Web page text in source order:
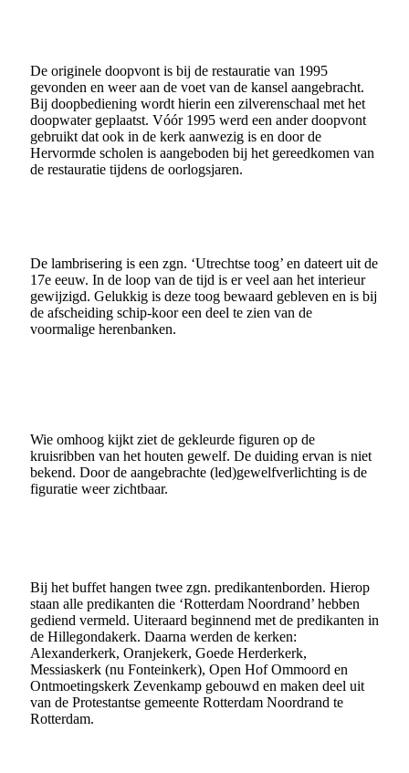
De originele doopvont is bij de restauratie van 1995
gevonden en weer aan de voet van de kansel aangebracht.
Bij doopbediening wordt hierin een zilverenschaal met het
doopwater geplaatst. Vóór 1995 werd een ander doopvont
gebruikt dat ook in de kerk aanwezig is en door de
Hervormde scholen is aangeboden bij het gereedkomen van
de restauratie tijdens de oorlogsjaren.
De lambrisering is een zgn. ‘Utrechtse toog’ en dateert uit de
17e eeuw. In de loop van de tijd is er veel aan het interieur
gewijzigd. Gelukkig is deze toog bewaard gebleven en is bij
de afscheiding schip-koor een deel te zien van de
voormalige herenbanken.
Wie omhoog kijkt ziet de gekleurde figuren op de
kruisribben van het houten gewelf. De duiding ervan is niet
bekend. Door de aangebrachte (led)gewelfverlichting is de
figuratie weer zichtbaar.
Bij het buffet hangen twee zgn. predikantenborden. Hierop
staan alle predikanten die ‘Rotterdam Noordrand’ hebben
gediend vermeld. Uiteraard beginnend met de predikanten in
de Hillegondakerk. Daarna werden de kerken:
Alexanderkerk, Oranjekerk, Goede Herderkerk,
Messiaskerk (nu Fonteinkerk), Open Hof Ommoord en
Ontmoetingskerk Zevenkamp gebouwd en maken deel uit
van de Protestantse gemeente Rotterdam Noordrand te
Rotterdam.